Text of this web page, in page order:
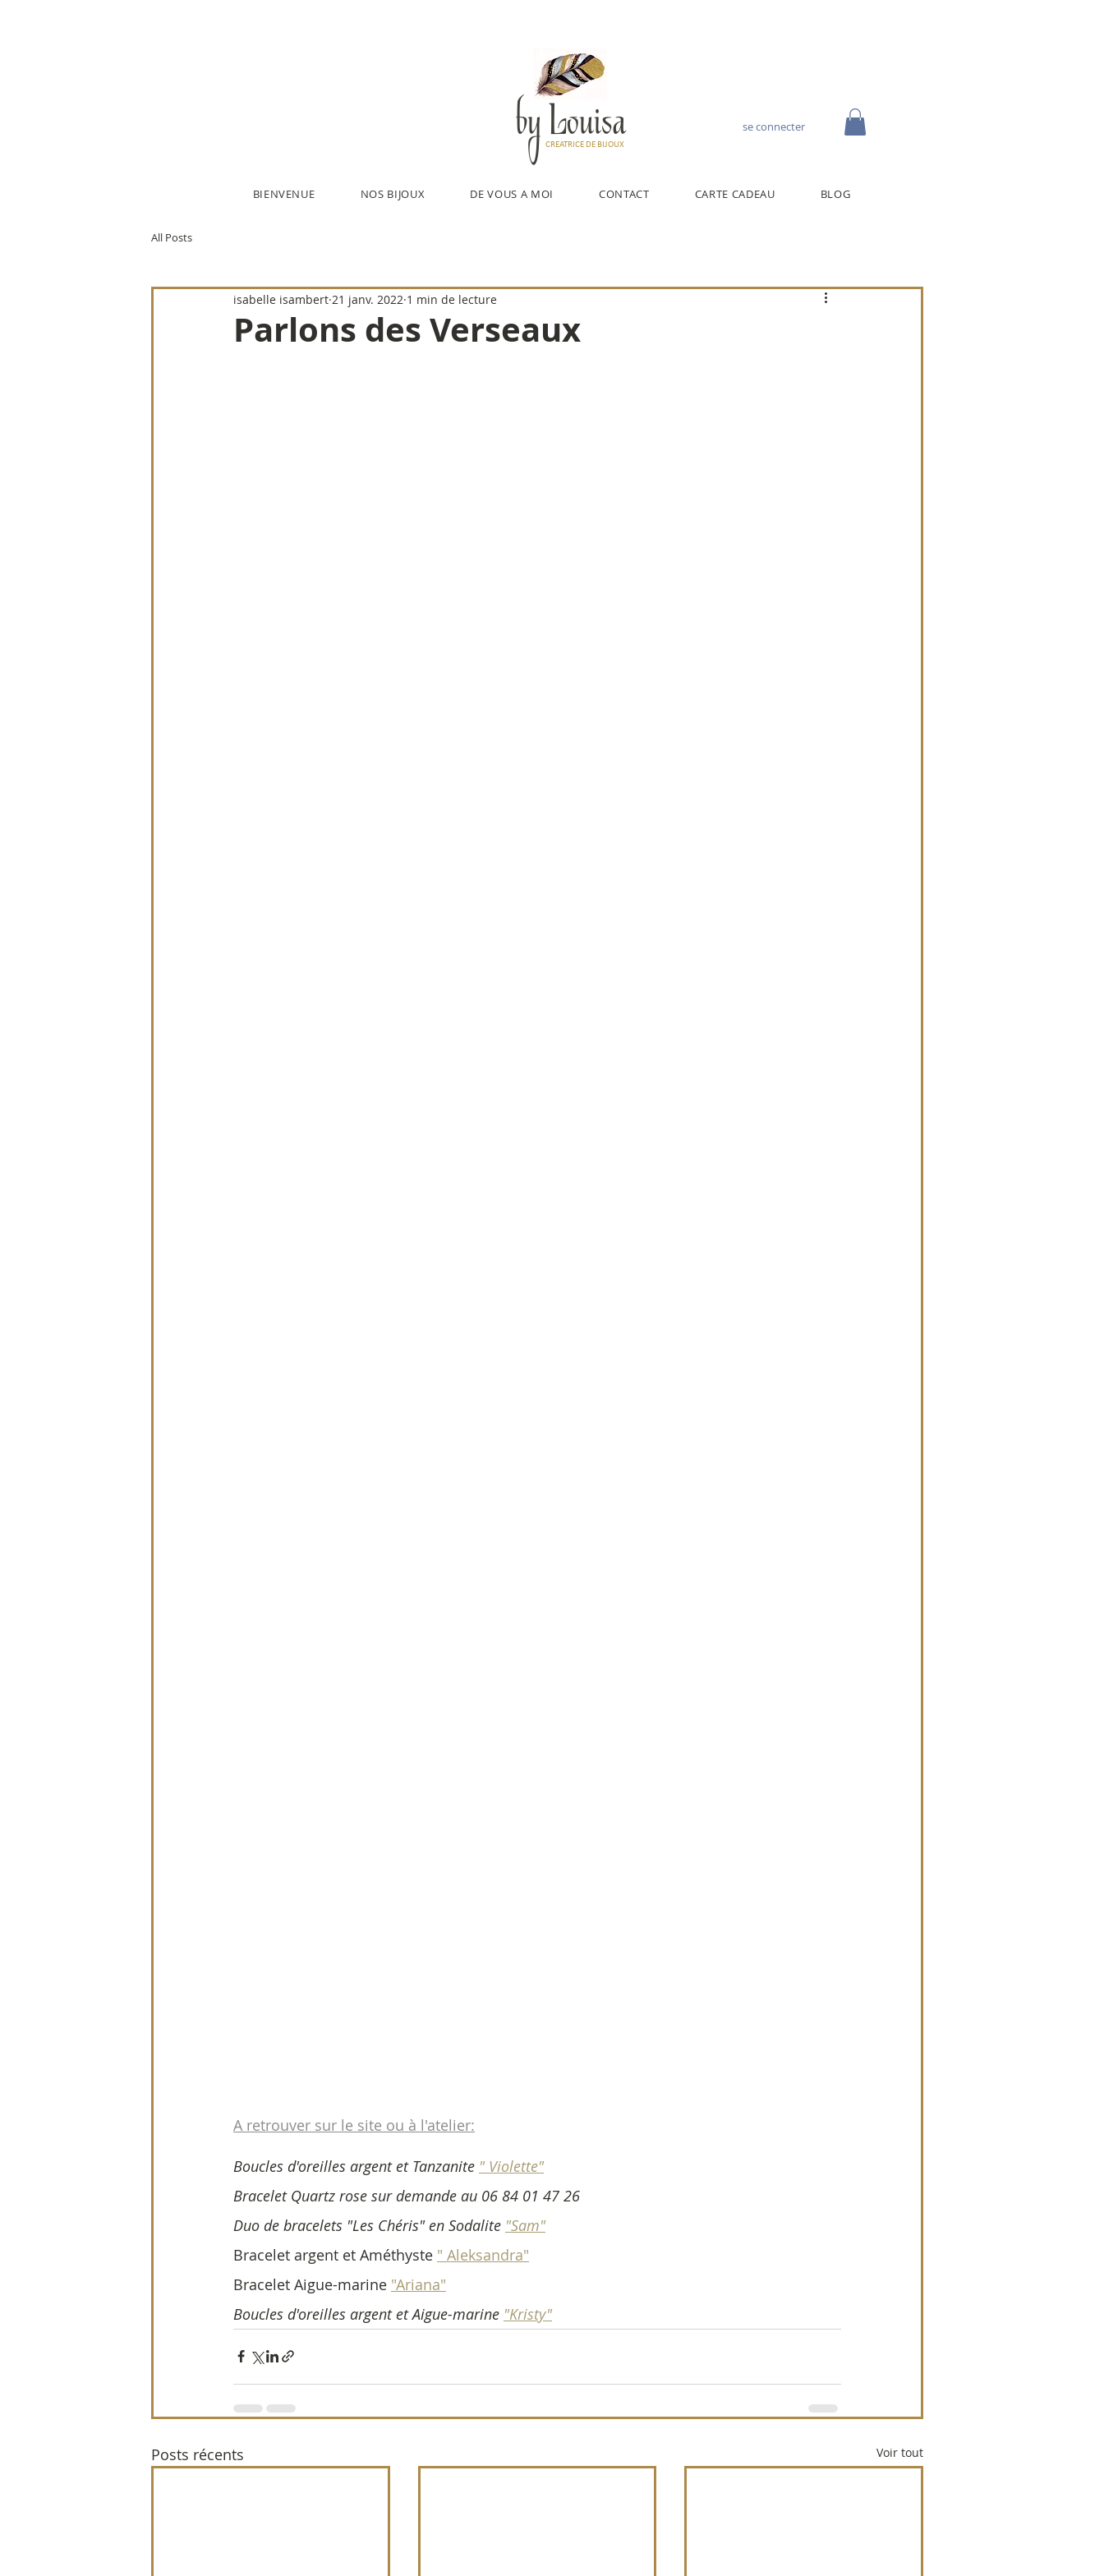
by Louisa
CREATRICE DE BIJOUX
se connecter
BIENVENUE NOS BIJOUX DE VOUS A MOI CONTACT CARTE CADEAU BLOG
All Posts
Parlons des Verseaux
isabelle isambert 21 janv. 2022 1 min de lecture
A retrouver sur le site ou à l'atelier:
Boucles d'oreilles argent et Tanzanite " Violette"
Bracelet Quartz rose sur demande au 06 84 01 47 26
Duo de bracelets "Les Chéris" en Sodalite "Sam"
Bracelet argent et Améthyste " Aleksandra"
Bracelet Aigue-marine "Ariana"
Boucles d'oreilles argent et Aigue-marine "Kristy"
Posts récents Voir tout